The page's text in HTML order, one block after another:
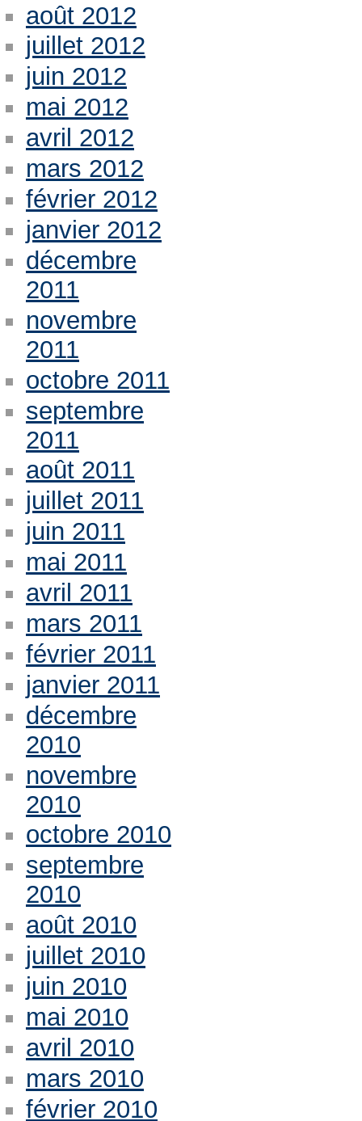
août 2012
juillet 2012
juin 2012
mai 2012
avril 2012
mars 2012
février 2012
janvier 2012
décembre
2011
novembre
2011
octobre 2011
septembre
2011
août 2011
juillet 2011
juin 2011
mai 2011
avril 2011
mars 2011
février 2011
janvier 2011
décembre
2010
novembre
2010
octobre 2010
septembre
2010
août 2010
juillet 2010
juin 2010
mai 2010
avril 2010
mars 2010
février 2010